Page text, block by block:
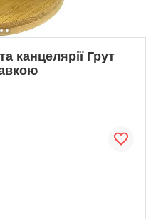
канцелярії Грут